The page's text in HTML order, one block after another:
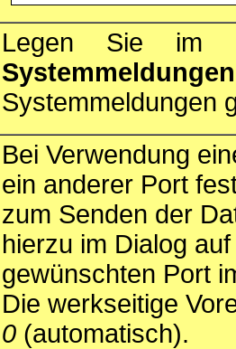
Legen Sie im
Systemmeldungen
Systemmeldungen
Bei Verwendung
ein anderer Port
zum Senden der
hierzu im Dialog
gewünschten Port
Die werkseitige
0 (automatisch).